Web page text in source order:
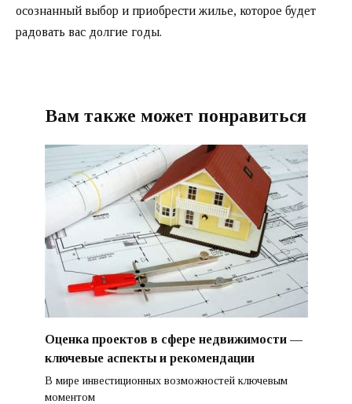
осознанный выбор и приобрести жилье, которое будет
радовать вас долгие годы.
Вам также может понравиться
Оценка проектов в сфере недвижимости —
ключевые аспекты и рекомендации
В мире инвестиционных возможностей ключевым
моментом